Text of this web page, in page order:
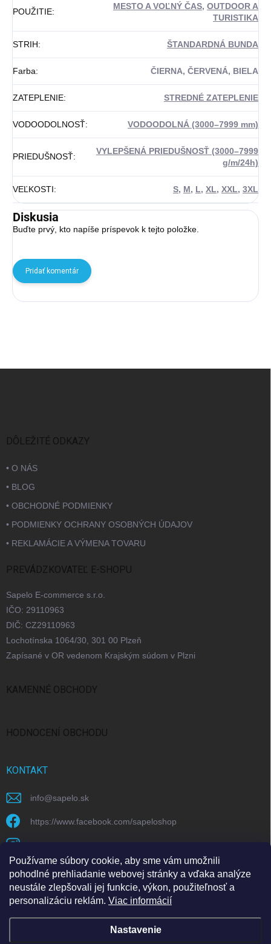
Používame súbory cookie, aby sme vám umožnili
pohodlné prehliadanie webovej stránky a vďaka analýze
neustále zlepšovali jej funkcie, výkon, použiteľnosť a
personalizáciu reklám. Viac informácií
Nastavenie
POUŽITIE:
MESTO A VOĽNÝ ČAS, OUTDOOR A
TURISTIKA
STRIH: ŠTANDARDNÁ BUNDA
Farba: ČIERNA, ČERVENÁ, BIELA
ZATEPLENIE: STREDNÉ ZATEPLENIE
VODOODOLNOSŤ: VODOODOLNÁ (3000–7999 mm)
PRIEDUŠNOSŤ:
VYLEPŠENÁ PRIEDUŠNOSŤ (3000–7999
g/m/24h)
VEĽKOSTI: S, M, L, XL, XXL, 3XL
Diskusia
Buďte prvý, kto napíše príspevok k tejto položke.
Pridať komentár
DÔLEŽITÉ ODKAZY
• O NÁS
• BLOG
• OBCHODNÉ PODMIENKY
• PODMIENKY OCHRANY OSOBNÝCH ÚDAJOV
• REKLAMÁCIE A VÝMENA TOVARU
PREVÁDZKOVATEĽ E-SHOPU
Sapelo E-commerce s.r.o.
IČO: 29110963
DIČ: CZ29110963
Lochotínska 1064/30, 301 00 Plzeň
Zapísané v OR vedenom Krajským súdom v Plzni
KAMENNÉ OBCHODY
HODNOCENÍ OBCHODU
KONTAKT
info@sapelo.sk
https://www.facebook.com/sapeloshop
https://www.youtube.com/@sapeloecommerce/